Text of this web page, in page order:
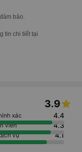
bảo.
tin chi tiết tại
3.9
xác 4.4
viên 4.3
vụ 4.1